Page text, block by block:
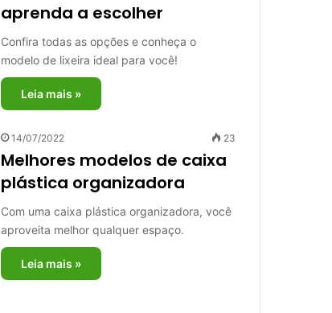
aprenda a escolher
Confira todas as opções e conheça o
modelo de lixeira ideal para você!
Leia mais »
14/07/2022 23
Melhores modelos de caixa
plástica organizadora
Com uma caixa plástica organizadora, você
aproveita melhor qualquer espaço.
Leia mais »